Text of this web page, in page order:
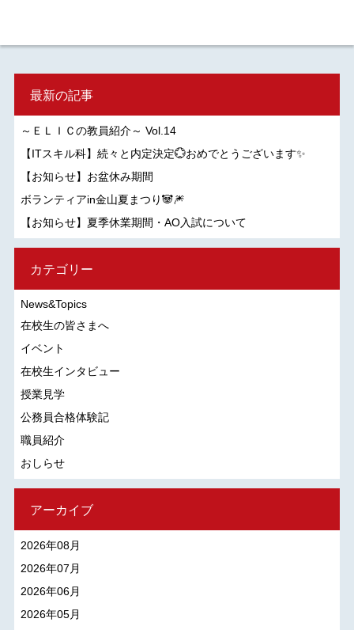
最新の記事
～ＥＬＩＣの教員紹介～ Vol.14
【ITスキル科】続々と内定決定💮おめでとうございます✨
【お知らせ】お盆休み期間
ボランティアin金山夏まつり🐼🎆
【お知らせ】夏季休業期間・AO入試について
カテゴリー
News&Topics
在校生の皆さまへ
イベント
在校生インタビュー
授業見学
公務員合格体験記
職員紹介
おしらせ
アーカイブ
2026年08月
2026年07月
2026年06月
2026年05月